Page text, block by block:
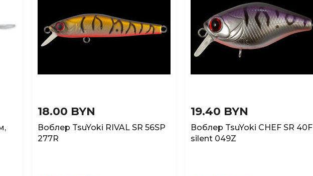
18.00 BYN
Воблер TsuYoki RIVAL SR 56SP
277R
19.40 BYN
Воблер TsuYoki CHEF SR 40F
silent 049Z